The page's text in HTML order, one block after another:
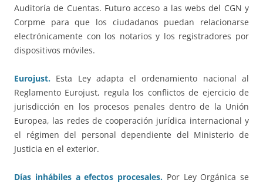
Auditoría de Cuentas. Futuro acceso a las webs del CGN y
Corpme para que los ciudadanos puedan relacionarse
electrónicamente con los notarios y los registradores por
dispositivos móviles.
Eurojust. Esta Ley adapta el ordenamiento nacional al
Reglamento Eurojust, regula los conflictos de ejercicio de
jurisdicción en los procesos penales dentro de la Unión
Europea, las redes de cooperación jurídica internacional y
el régimen del personal dependiente del Ministerio de
Justicia en el exterior.
Días inhábiles a efectos procesales. Por Ley Orgánica se